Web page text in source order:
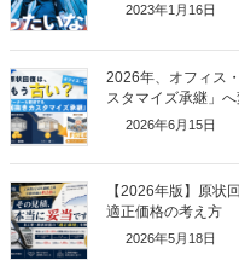
2023年1月16日
2026年、オフィス
スタマイズ承継」
2026年6月15日
【2026年版】原状
適正価格の考え方
2026年5月18日